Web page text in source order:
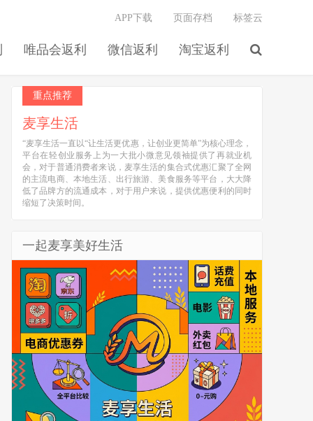
唯品会返利 微信返利 淘宝返利
APP下载 页面存档 标签云
重点推荐
麦享生活
“麦享生活一直以“让生活更优惠，让创业更简单”为核心理念，
平台在轻创业服务上为一大批小微意见领袖提供了再就业机
会，对于普通消费者来说，麦享生活的集合式优惠汇聚了全网
的主流电商、本地生活、出行旅游、美食服务等平台，大大降
低了品牌方的流通成本，对于用户来说，提供优惠便利的同时
缩短了决策时间。
一起麦享美好生活